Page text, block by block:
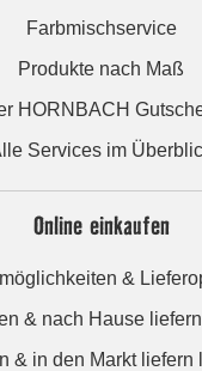
Farbmischservice
Produkte nach Maß
HORNBACH
Services im
Online einkaufen
&
& nach Hause
& in den Markt liefern